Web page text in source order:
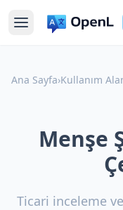
Ana Sayfa›Kullanım
Menşe
Ticari inceleme